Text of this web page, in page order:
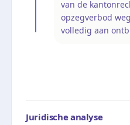
van de
opzegverbod
volledig aan
Juridische analyse